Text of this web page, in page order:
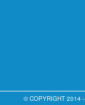
© COPYRIGHT 2014